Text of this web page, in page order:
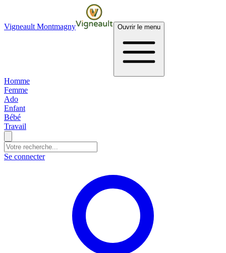
Vigneault Montmagny Ouvrir le menu
Homme
Femme
Ado
Enfant
Bébé
Travail
Se connecter